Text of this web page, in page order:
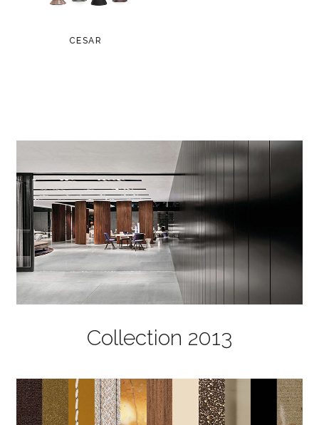
CESAR
Collection 2013